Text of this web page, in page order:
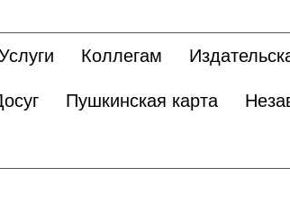
Коллегам
Пушкинская карта